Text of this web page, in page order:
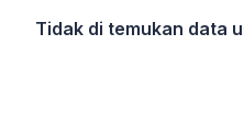
Tidak di temukan data